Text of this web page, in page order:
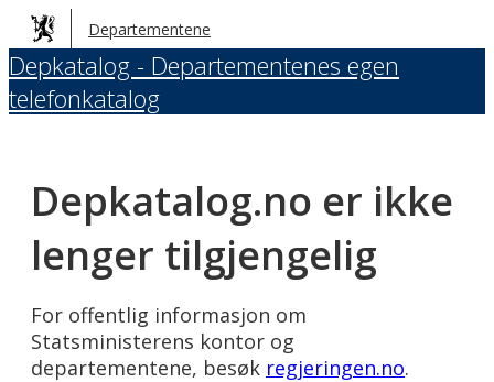
Hopp
til
hovedinnhold
Departementene
Depkatalog - Departementenes egen
telefonkatalog
Depkatalog.no er ikke
lenger tilgjengelig
For offentlig informasjon om
Statsministerens kontor og
departementene, besøk regjeringen.no.